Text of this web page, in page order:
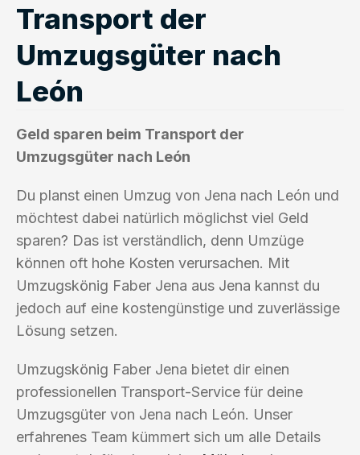
Transport der
Umzugsgüter nach
León
Geld sparen beim Transport der
Umzugsgüter nach León
Du planst einen Umzug von Jena nach León und
möchtest dabei natürlich möglichst viel Geld
sparen? Das ist verständlich, denn Umzüge
können oft hohe Kosten verursachen. Mit
Umzugskönig Faber Jena aus Jena kannst du
jedoch auf eine kostengünstige und zuverlässige
Lösung setzen.
Umzugskönig Faber Jena bietet dir einen
professionellen Transport-Service für deine
Umzugsgüter von Jena nach León. Unser
erfahrenes Team kümmert sich um alle Details